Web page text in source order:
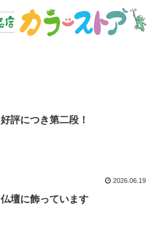
好評につき第二段！
2026.06.19
仏壇に飾っています